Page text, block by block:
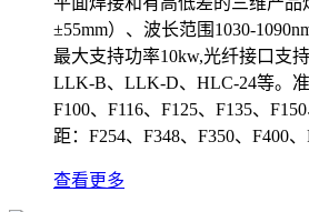
±55mm）、波长范围1030-
最大支持功率10kw,光纤接口支
LLK-B、LLK-D、HLC-24等。准
F100、F116、F125、F135、
距：F254、F348、F350、F400、
查看更多